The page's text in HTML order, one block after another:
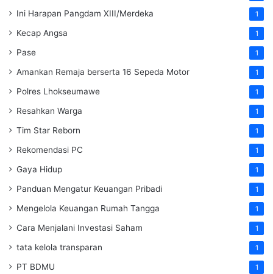
Ini Harapan Pangdam XIII/Merdeka 1
Kecap Angsa 1
Pase 1
Amankan Remaja berserta 16 Sepeda Motor 1
Polres Lhokseumawe 1
Resahkan Warga 1
Tim Star Reborn 1
Rekomendasi PC 1
Gaya Hidup 1
Panduan Mengatur Keuangan Pribadi 1
Mengelola Keuangan Rumah Tangga 1
Cara Menjalani Investasi Saham 1
tata kelola transparan 1
PT BDMU 1